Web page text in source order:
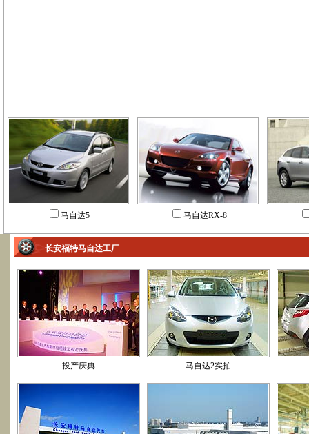
马自达5 马自达RX-8
长安福特马自达工厂
投产庆典 马自达2实拍